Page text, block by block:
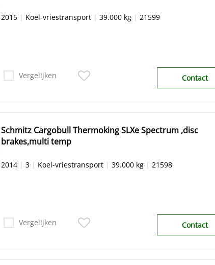
2015| Koel-vriestransport| 39.000 kg| 21599
Vergelijken Contact
Schmitz Cargobull Thermoking SLXe Spectrum ,disc
brakes,multi temp
2014| 3| Koel-vriestransport| 39.000 kg| 21598
Vergelijken Contact